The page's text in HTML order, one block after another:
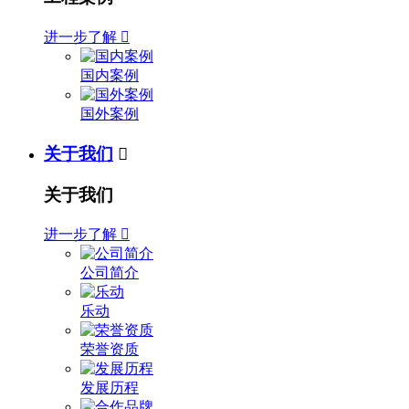
进一步了解 
国内案例
国外案例
关于我们 
关于我们
进一步了解 
公司简介
乐动
荣誉资质
发展历程